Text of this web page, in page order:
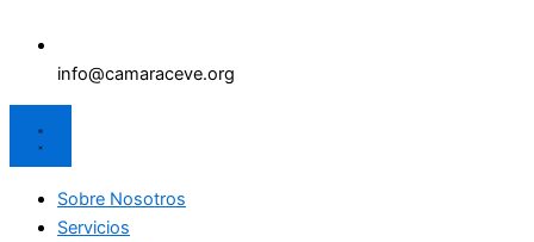
info@camaraceve.org
Sobre Nosotros
Servicios